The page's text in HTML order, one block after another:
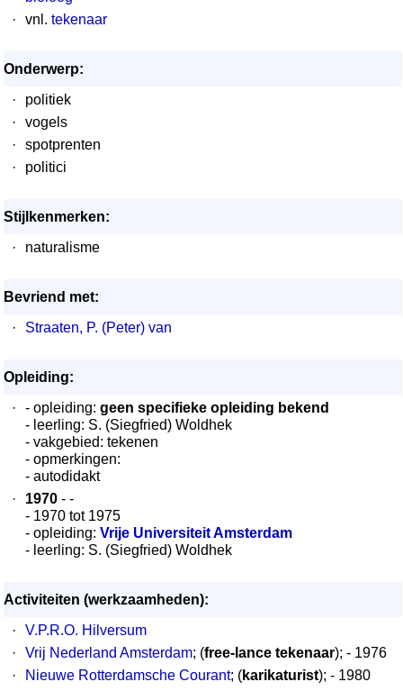
·
vnl. tekenaar
Onderwerp:
·
politiek
·
vogels
·
spotprenten
·
politici
Stijlkenmerken:
·
naturalisme
Bevriend met:
·
Straaten, P. (Peter) van
Opleiding:
·
- opleiding: geen specifieke opleiding bekend
- leerling: S. (Siegfried) Woldhek
- vakgebied: tekenen
- opmerkingen:
- autodidakt
·
1970 - -
- 1970 tot 1975
- opleiding: Vrije Universiteit Amsterdam
- leerling: S. (Siegfried) Woldhek
Activiteiten (werkzaamheden):
·
V.P.R.O. Hilversum
·
Vrij Nederland Amsterdam; (free-lance tekenaar); - 1976
·
Nieuwe Rotterdamsche Courant; (karikaturist); - 1980